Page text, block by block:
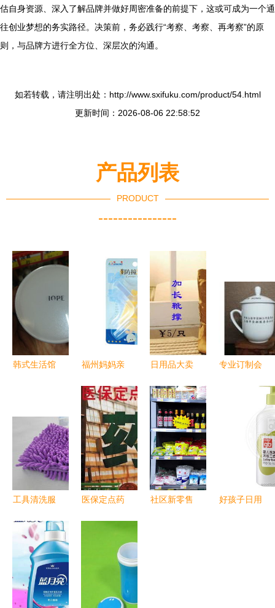
估自身资源、深入了解品牌并做好周密准备的前提下，这或可成为一个通
往创业梦想的务实路径。决策前，务必践行“考察、考察、再考察”的原
则，与品牌方进行全方位、深层次的沟通。
如若转载，请注明出处：http://www.sxifuku.com/product/54.html
更新时间：2026-08-06 22:58:52
产品列表
PRODUCT
----------------
韩式生活馆
厨具一站式
零售批发服
务
福州妈妈亲
哈奇宝宝安
全用品及日
用品童品区
促销资讯一
览
日用品大卖
销，实惠到
家
专业订制会
型号图片及
厂家供应指
工具清洗服
格、图片展
示与网络选
购平台
医保定点药
大雷区与日
社区新零售
好孩子日用